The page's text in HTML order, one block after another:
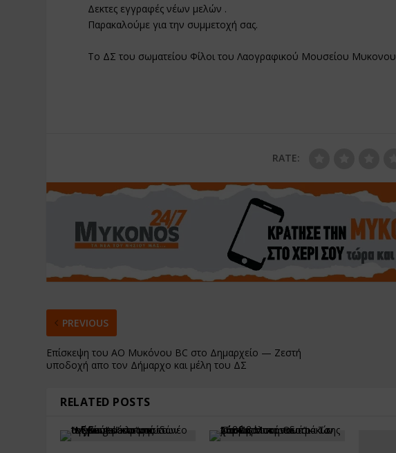
Δεκτες εγγραφές νέων μελών .
Παρακαλούμε για την συμμετοχή σας.
Το ΔΣ του σωματείου Φίλοι του Λαογραφικού Μουσείου Μυκονου
RATE:
PREVIOUS
Επίσκεψη του ΑΟ Μυκόνου BC στο Δημαρχείο — Ζεστή
υποδοχή απο τον Δήμαρχο και μέλη του ΔΣ
RELATED POSTS